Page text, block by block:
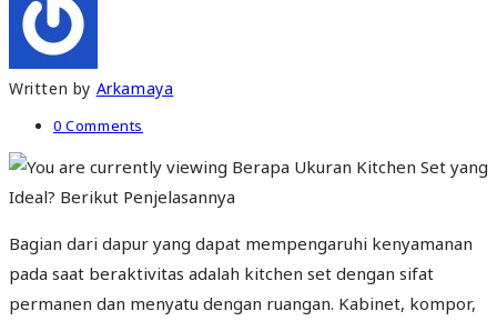
Written by Arkamaya
0 Comments
Bagian dari dapur yang dapat mempengaruhi kenyamanan
pada saat beraktivitas adalah kitchen set dengan sifat
permanen dan menyatu dengan ruangan. Kabinet, kompor,